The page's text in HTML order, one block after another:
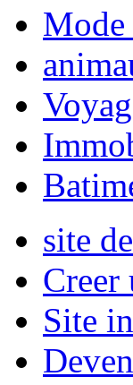
Mode
site
Creer
Site